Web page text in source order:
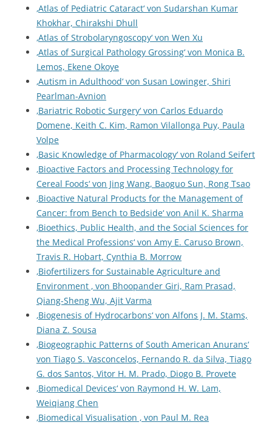
‚Atlas of Pediatric Cataract‘ von Sudarshan Kumar
Khokhar, Chirakshi Dhull
‚Atlas of Strobolaryngoscopy‘ von Wen Xu
‚Atlas of Surgical Pathology Grossing‘ von Monica B.
Lemos, Ekene Okoye
‚Autism in Adulthood‘ von Susan Lowinger, Shiri
Pearlman-Avnion
‚Bariatric Robotic Surgery‘ von Carlos Eduardo
Domene, Keith C. Kim, Ramon Vilallonga Puy, Paula
Volpe
‚Basic Knowledge of Pharmacology‘ von Roland Seifert
‚Bioactive Factors and Processing Technology for
Cereal Foods‘ von Jing Wang, Baoguo Sun, Rong Tsao
‚Bioactive Natural Products for the Management of
Cancer: from Bench to Bedside‘ von Anil K. Sharma
‚Bioethics, Public Health, and the Social Sciences for
the Medical Professions‘ von Amy E. Caruso Brown,
Travis R. Hobart, Cynthia B. Morrow
‚Biofertilizers for Sustainable Agriculture and
Environment ‚ von Bhoopander Giri, Ram Prasad,
Qiang-Sheng Wu, Ajit Varma
‚Biogenesis of Hydrocarbons‘ von Alfons J. M. Stams,
Diana Z. Sousa
‚Biogeographic Patterns of South American Anurans‘
von Tiago S. Vasconcelos, Fernando R. da Silva, Tiago
G. dos Santos, Vitor H. M. Prado, Diogo B. Provete
‚Biomedical Devices‘ von Raymond H. W. Lam,
Weiqiang Chen
‚Biomedical Visualisation ‚ von Paul M. Rea